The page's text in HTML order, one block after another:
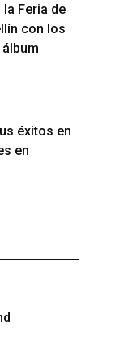
Feria de
con los
éxitos en
en